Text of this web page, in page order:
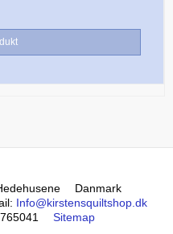
Danmark
: Info@kirstensquiltshop.dk
Sitemap